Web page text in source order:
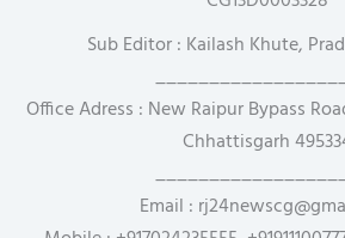
Sub Editor : Kailash Khute,
Office Adress : New Raipur Bypass
Chhattisgarh
Email :